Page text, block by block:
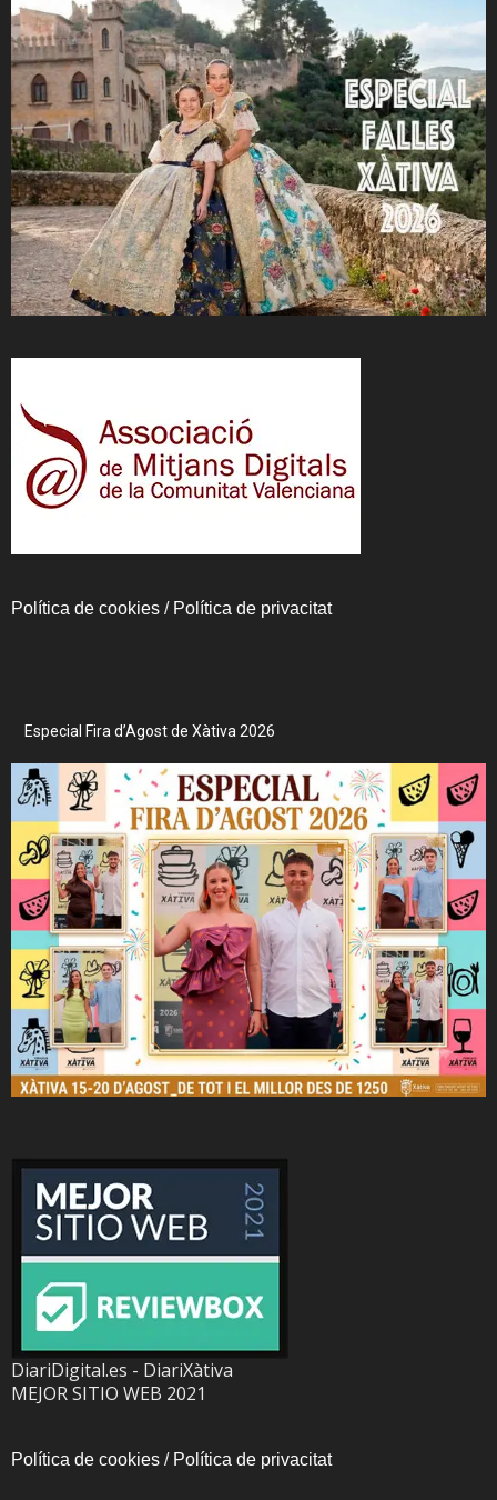
Política de cookies / Política de privacitat
Especial Fira d’Agost de Xàtiva 2026
DiariDigital.es - DiariXàtiva
MEJOR SITIO WEB 2021
Política de cookies / Política de privacitat